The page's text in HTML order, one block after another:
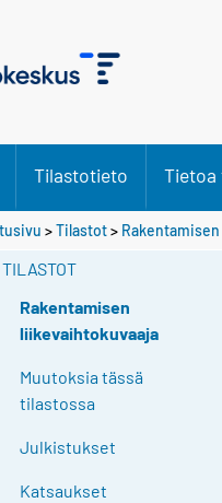
Tilastotieto Tietoa
>Tilastot>
TILASTOT
Rakentamisen
liikevaihtokuvaaja
Muutoksia tässä
tilastossa
Julkistukset
Katsaukset